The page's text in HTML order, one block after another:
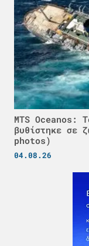
MTS Oceanos:
βυθίστηκε σε
photos)
04.08.26